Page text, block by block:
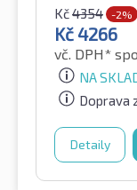
Kč4354 -2%
Kč4266
vč. DPH*
NA
Doprava
Detaily